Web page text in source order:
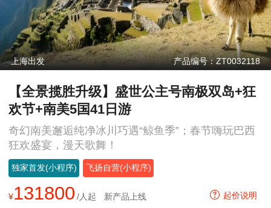
上海出发 产品编号：ZT0032118
【全景揽胜升级】盛世公主号南极双岛+狂
欢节+南美5国41日游
奇幻南美邂逅纯净冰川巧遇“鲸鱼季”；春节嗨玩巴西
狂欢盛宴，漫天歌舞！
独家首发(小程序) 飞扬自营(小程序)
¥131800 /人起 新产品上线 起价说明